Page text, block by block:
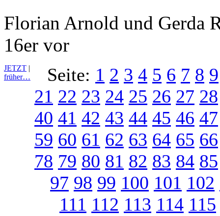
Florian Arnold und Gerda
16er vor
JETZT |
früher…
Seite: 1 2 3 4 5 6 7 8 9
21 22 23 24 25 26 27 28
40 41 42 43 44 45 46 47
59 60 61 62 63 64 65 66
78 79 80 81 82 83 84 85
97 98 99 100 101 102
111 112 113 114 115